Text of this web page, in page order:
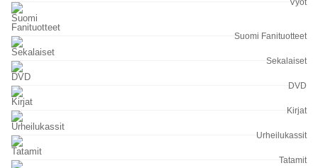
Vyöt
Suomi Fanituotteet
Sekalaiset
DVD
Kirjat
Urheilukassit
Tatamit